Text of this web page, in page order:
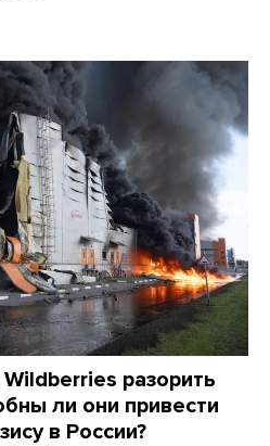
разорить
ли они привести
в России?